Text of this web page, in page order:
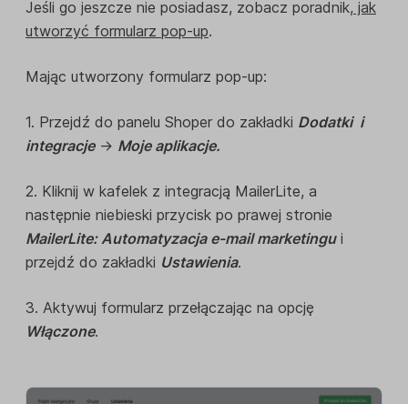
Jeśli go jeszcze nie posiadasz, zobacz poradnik, jak
utworzyć formularz pop-up.
Mając utworzony formularz pop-up:
1. Przejdź do panelu Shoper do zakładki Dodatki i
integracje-> Moje aplikacje.
2. Kliknij w kafelek z integracją MailerLite, a
następnie niebieski przycisk po prawej stronie
MailerLite: Automatyzacja e-mail marketingui
przejdź do zakładki Ustawienia.
3. Aktywuj formularz przełączając na opcję
Włączone.